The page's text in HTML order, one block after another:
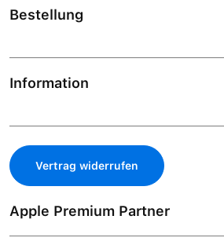
Bestellung
Information
Vertrag widerrufen
Apple Premium Partner